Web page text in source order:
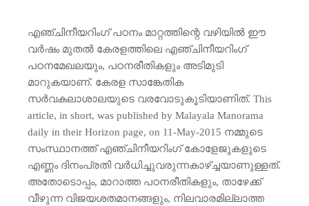
എഞ്ചിനീയറിംഗ് പഠനം മാറ്റത്തിന്റെ വഴിയില്‍ ഈ
വര്‍ഷം മുതല്‍ കേരളത്തിലെ എഞ്ചിനീയറിംഗ്
പഠനമേഖലയും, പഠനരീതികളും അടിമുടി
മാറുകയാണ്. കേരള സാങ്കേതിക
സര്‍വകലാശാലയുടെ വരവോടുകൂടിയാണിത്. This
article, in short, was published by Malayala Manorama
daily in their Horizon page, on 11-May-2015 നമ്മുടെ
സംസ്ഥാനത്ത് എഞ്ചിനീയറിംഗ് കോളേജുകളുടെ
എണ്ണം ദിനംപ്രതി വര്‍ധിച്ചുവരുന്നകാഴ്ച്ചയാണുള്ളത്.
അതോടൊപ്പം, മാറാത്ത പഠനരീതികളും, താഴേക്ക്
വീഴുന്ന വിജയശതമാനങ്ങളും, നിലവാരമില്ലാത്ത